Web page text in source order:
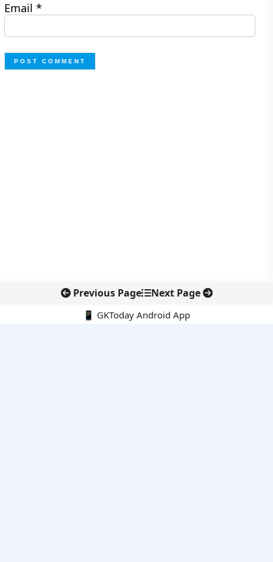
Email*
Previous Page Next Page
📱 GKToday Android App